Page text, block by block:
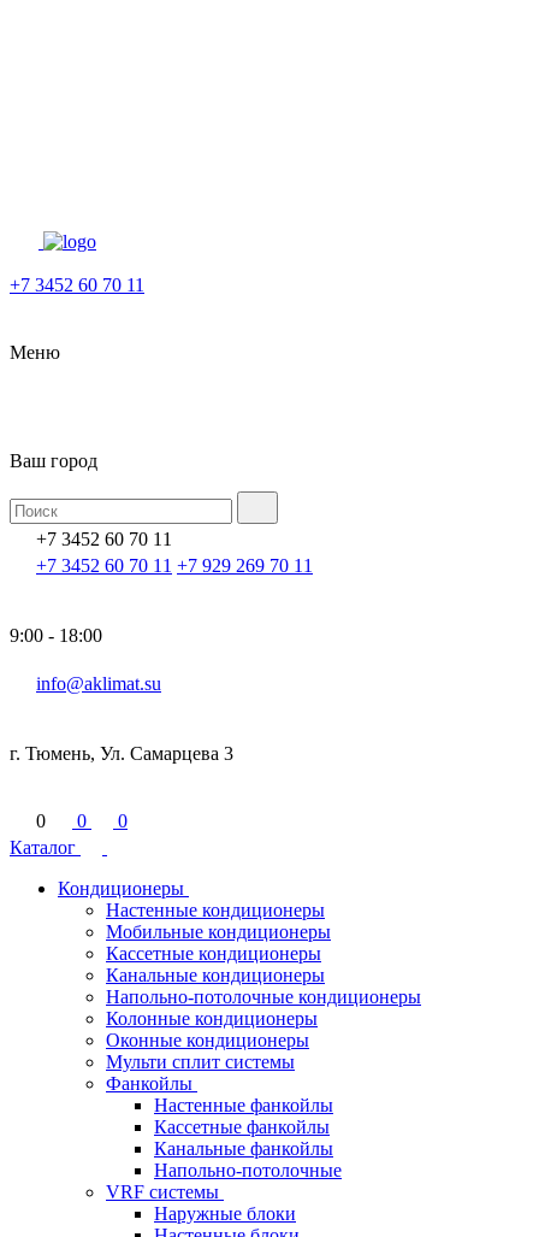
+7 3452 60 70 11
Меню
Ваш город
+7 3452 60 70 11
+7 3452 60 70 11 +7 929 269 70 11
9:00 - 18:00
info@aklimat.su
г. Тюмень, Ул. Самарцева 3
0 0
0
Каталог
Кондиционеры
Настенные кондиционеры
Мобильные кондиционеры
Кассетные кондиционеры
Канальные кондиционеры
Напольно-потолочные кондиционеры
Колонные кондиционеры
Оконные кондиционеры
Мульти сплит системы
Фанкойлы
Настенные фанкойлы
Кассетные фанкойлы
Канальные фанкойлы
Напольно-потолочные
VRF системы
Наружные блоки